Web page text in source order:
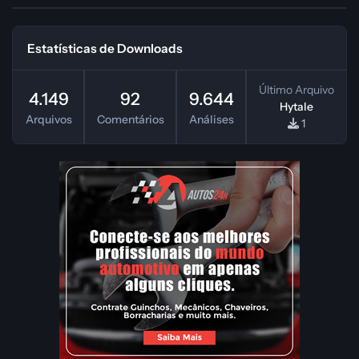
Estatísticas de Downloads
4.149
Arquivos
92
Comentários
9.644
Análises
Último Arquivo
Hytale
1